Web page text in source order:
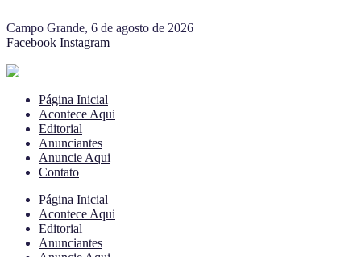
Campo Grande, 6 de agosto de 2026
Facebook Instagram
Página Inicial
Acontece Aqui
Editorial
Anunciantes
Anuncie Aqui
Contato
Página Inicial
Acontece Aqui
Editorial
Anunciantes